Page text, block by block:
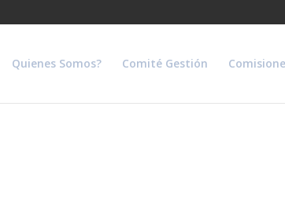
Quienes Somos? Comité Gestión